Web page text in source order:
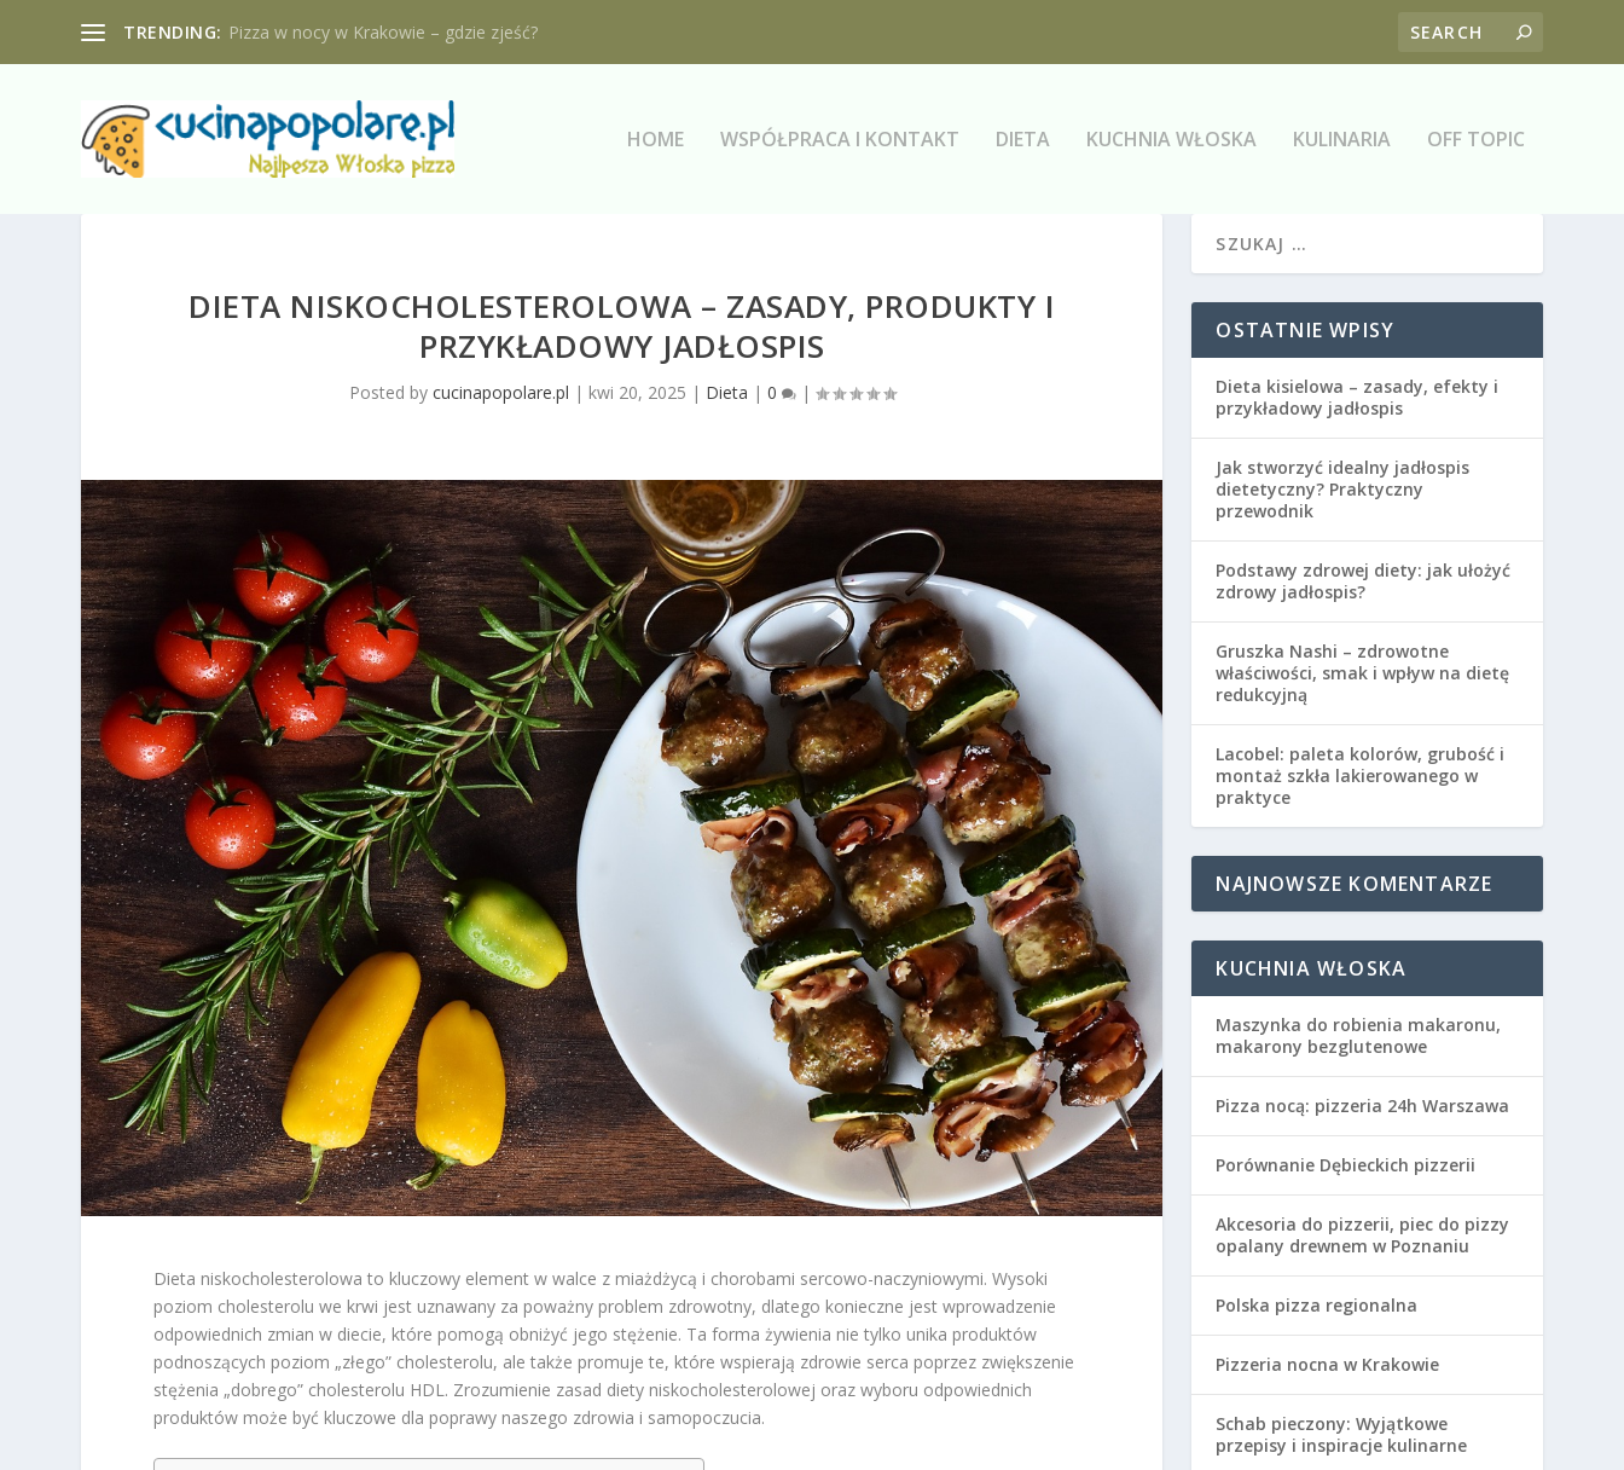
TRENDING: Pizza w nocy w Krakowie – gdzie zjeść?
HOME WSPÓŁPRACA I KONTAKT DIETA KUCHNIA WŁOSKA KULINARIA OFF TOPIC
DIETA NISKOCHOLESTEROLOWA – ZASADY, PRODUKTY I
PRZYKŁADOWY JADŁOSPIS
Posted by cucinapopolare.pl | kwi 20, 2025 | Dieta | 0 |
Dieta niskocholesterolowa to kluczowy element w walce z miażdżycą i chorobami sercowo-naczyniowymi. Wysoki
poziom cholesterolu we krwi jest uznawany za poważny problem zdrowotny, dlatego konieczne jest wprowadzenie
odpowiednich zmian w diecie, które pomogą obniżyć jego stężenie. Ta forma żywienia nie tylko unika produktów
podnoszących poziom „złego” cholesterolu, ale także promuje te, które wspierają zdrowie serca poprzez zwiększenie
stężenia „dobrego” cholesterolu HDL. Zrozumienie zasad diety niskocholesterolowej oraz wyboru odpowiednich
produktów może być kluczowe dla poprawy naszego zdrowia i samopoczucia.
OSTATNIE WPISY
Dieta kisielowa – zasady, efekty i
przykładowy jadłospis
Jak stworzyć idealny jadłospis
dietetyczny? Praktyczny
przewodnik
Podstawy zdrowej diety: jak ułożyć
zdrowy jadłospis?
Gruszka Nashi – zdrowotne
właściwości, smak i wpływ na dietę
redukcyjną
Lacobel: paleta kolorów, grubość i
montaż szkła lakierowanego w
praktyce
NAJNOWSZE KOMENTARZE
KUCHNIA WŁOSKA
Maszynka do robienia makaronu,
makarony bezglutenowe
Pizza nocą: pizzeria 24h Warszawa
Porównanie Dębieckich pizzerii
Akcesoria do pizzerii, piec do pizzy
opalany drewnem w Poznaniu
Polska pizza regionalna
Pizzeria nocna w Krakowie
Schab pieczony: Wyjątkowe
przepisy i inspiracje kulinarne